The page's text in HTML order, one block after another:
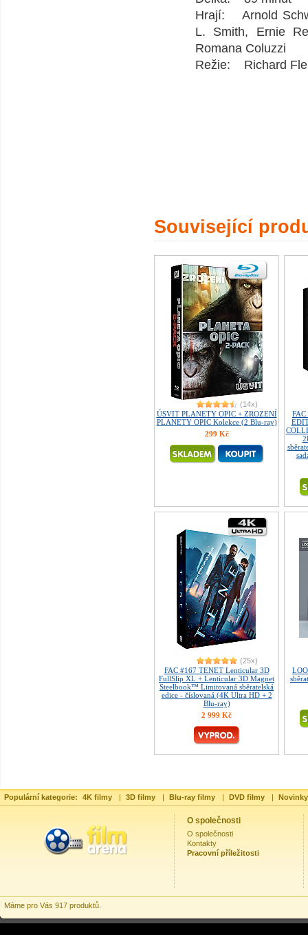
Hrají: Arnold
L. Smith, Ernie
Romana Coluzzi
Režie: Richard
Související
(14x)
ÚSVIT PLANETY OPIC + ZROZENÍ
PLANETY OPIC Kolekce (2 Blu-ray)
299 Kč
(25x)
FAC #167 TENET Lenticular 3D
FullSlip XL + Lenticular 3D Magnet
Steelbook™ Limitovaná sběratelská
edice - číslovaná (4K Ultra HD + 2
Blu-ray)
2 999 Kč
Populární kategorie: 4K filmy | 3D filmy | Blu-ray filmy | DVD filmy |
O společnosti
O společnosti
Kontakty
Pracovní příležitosti
Máme pro Vás 917 produktů.